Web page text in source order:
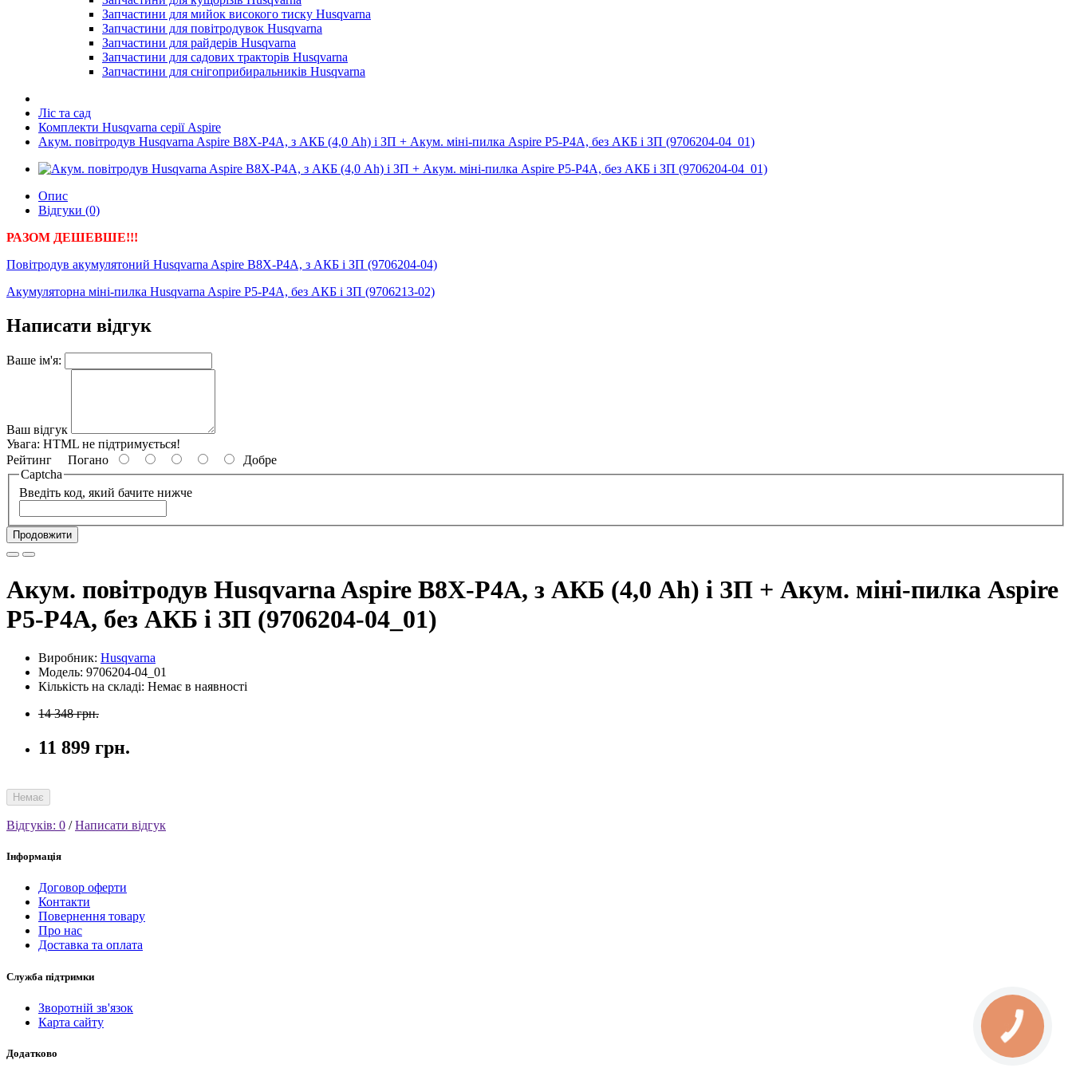
Запчастини для мийок високого тиску Husqvarna
Запчастини для повітродувок Husqvarna
Запчастини для райдерів Husqvarna
Запчастини для садових тракторів Husqvarna
Запчастини для снігоприбиральників Husqvarna
Ліс та сад
Комплекти Husqvarna серії Aspire
Акум. повітродув Husqvarna Aspire B8X-P4A, з АКБ (4,0 Ah) і ЗП + Акум. міні-пилка Aspire P5-P4A, без АКБ і ЗП (9706204-04_01)
Опис
Відгуки (0)
РАЗОМ ДЕШЕВШЕ!!!
Повітродув акумулятоний Husqvarna Aspire B8X-P4A, з АКБ і ЗП (9706204-04)
Акумуляторна міні-пилка Husqvarna Aspire P5-P4A, без АКБ і ЗП (9706213-02)
Написати відгук
Ваше ім'я:
Ваш відгук
Увага: HTML не підтримується!
Рейтинг Погано
Добре
Captcha
Введіть код, який бачите нижче
Продовжити
Акум. повітродув Husqvarna Aspire B8X-P4A, з АКБ (4,0 Ah) і ЗП + Акум. міні-пилка Aspire
P5-P4A, без АКБ і ЗП (9706204-04_01)
Виробник: Husqvarna
Модель: 9706204-04_01
Кількість на складі: Немає в наявності
14 348 грн.
11 899 грн.
Немає
Відгуків: 0 /Написати відгук
Інформація
Договор оферти
Контакти
Повернення товару
Про нас
Доставка та оплата
Служба підтримки
Зворотній зв'язок
Карта сайту
Додатково